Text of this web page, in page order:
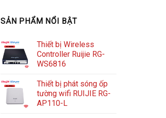
SẢN PHẨM NỔI BẬT
Thiết bị Wireless
Controller Ruijie RG-
WS6816
Thiết bị phát sóng ốp
tường wifi RUIJIE RG-
AP110-L